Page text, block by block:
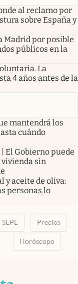
al reclamo por
sobre España y
Madrid por posible
públicos en la
La
4 años antes de la
mantendrá los
cuándo
El Gobierno puede
sin
y aceite de oliva:
personas lo
SEPE Precios
Horóscopo
pestañapestaña
en nueva pestaña
en nueva pestaña